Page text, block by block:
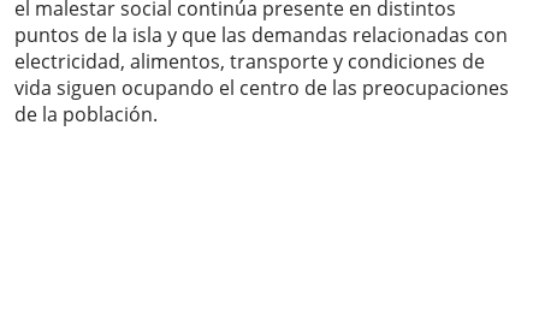
el malestar social continúa presente en distintos
puntos de la isla y que las demandas relacionadas con
electricidad, alimentos, transporte y condiciones de
vida siguen ocupando el centro de las preocupaciones
de la población.